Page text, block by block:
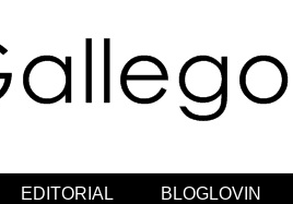
EDITORIAL BLOGLOVIN